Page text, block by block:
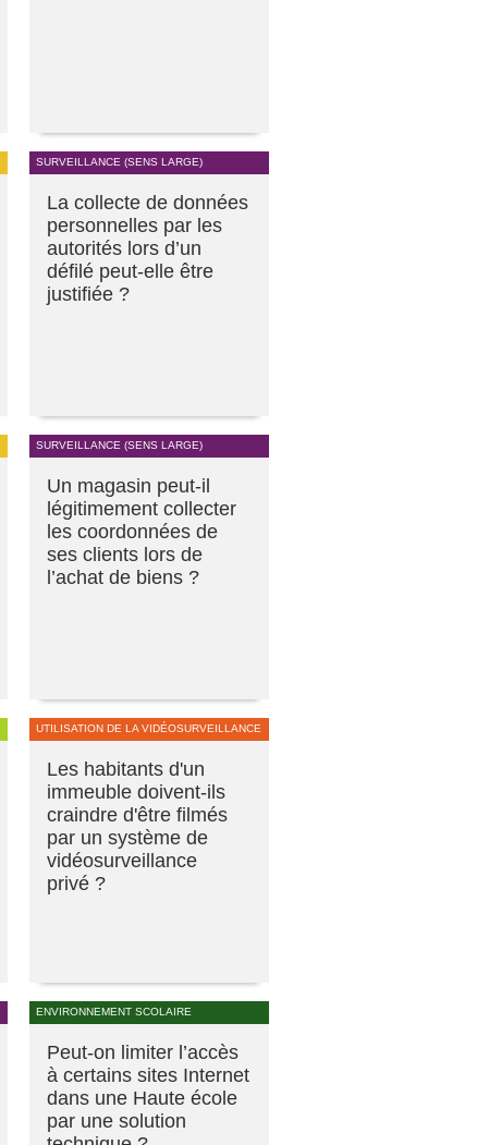
SURVEILLANCE (SENS LARGE)
La collecte de données
personnelles par les
autorités lors d’un
défilé peut-elle être
justifiée ?
SURVEILLANCE (SENS LARGE)
Un magasin peut-il
légitimement collecter
les coordonnées de
ses clients lors de
l’achat de biens ?
UTILISATION DE LA VIDÉOSURVEILLANCE
Les habitants d'un
immeuble doivent-ils
craindre d'être filmés
par un système de
vidéosurveillance
privé ?
ENVIRONNEMENT SCOLAIRE
Peut-on limiter l’accès
à certains sites Internet
dans une Haute école
par une solution